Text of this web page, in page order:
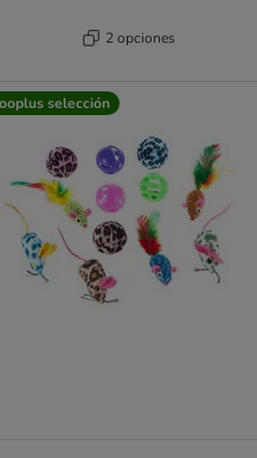
2 opciones
selección